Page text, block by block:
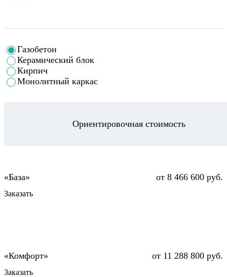
Газобетон
Керамический блок
Кирпич
Монолитный каркас
Ориентировочная стоимость
от 8 466 600 руб.
Заказать
от 11 288 800 руб.
Заказать